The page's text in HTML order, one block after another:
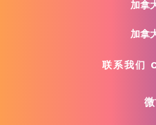
加拿
加拿
联系我们